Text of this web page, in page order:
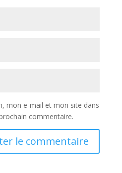
mon e-mail et mon site dans
commentaire.